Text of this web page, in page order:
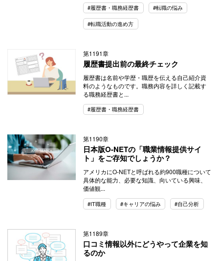
#履歴書・職務経歴書 #転職の悩み
#転職活動の進め方
第1191章
履歴書提出前の最終チェック
履歴書は名前や学歴・職歴を伝える自己紹介資
料のようなものです。職務内容を詳しく記載す
る職務経歴書と...
#履歴書・職務経歴書
第1190章
日本版O-NETの「職業情報提供サイ
ト」をご存知でしょうか？
アメリカにO-NETと呼ばれる約900職種について
具体的な能力、必要な知識、向いている興味、
価値観...
#IT職種 #キャリアの悩み #自己分析
第1189章
口コミ情報以外にどうやって企業を知
るのか